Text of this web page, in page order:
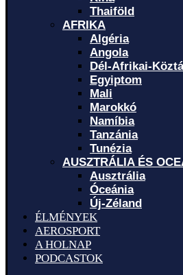
Thaiföld
AFRIKA
Algéria
Angola
Dél-Afrikai-
Egyiptom
Mali
Marokkó
Namíbia
Tanzánia
Tunézia
AUSZTRÁLIA ÉS
Ausztrália
Óceánia
Új-Zéland
ÉLMÉNYEK
AEROSPORT
A HOLNAP
PODCASTOK